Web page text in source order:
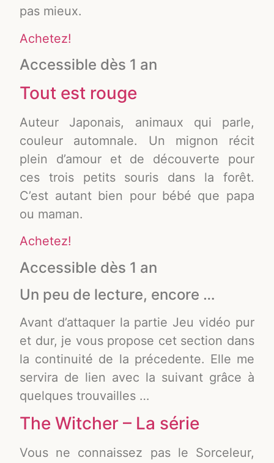
pas mieux.
Achetez!
Accessible dès 1 an
Tout est rouge
Auteur Japonais, animaux qui parle,
couleur automnale. Un mignon récit
plein d’amour et de découverte pour
ces trois petits souris dans la forêt.
C’est autant bien pour bébé que papa
ou maman.
Achetez!
Accessible dès 1 an
Un peu de lecture, encore …
Avant d’attaquer la partie Jeu vidéo pur
et dur, je vous propose cet section dans
la continuité de la précedente. Elle me
servira de lien avec la suivant grâce à
quelques trouvailles …
The Witcher – La série
Vous ne connaissez pas le Sorceleur,